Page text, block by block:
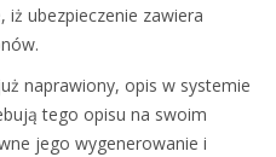
ubezpieczenie zawiera
naprawiony, opis w systemie
tego opisu na swoim
jego wygenerowanie i